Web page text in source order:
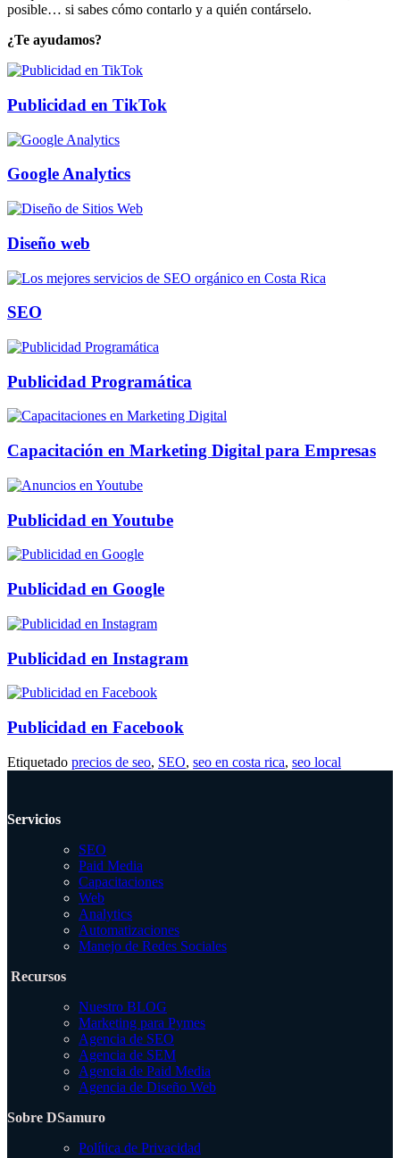
posible… si sabes cómo contarlo y a quién contárselo.
¿Te ayudamos?
Publicidad en TikTok
Google Analytics
Diseño web
SEO
Publicidad Programática
Capacitación en Marketing Digital para Empresas
Publicidad en Youtube
Publicidad en Google
Publicidad en Instagram
Publicidad en Facebook
Etiquetado precios de seo, SEO, seo en costa rica, seo local
Servicios
SEO
Paid Media
Capacitaciones
Web
Analytics
Automatizaciones
Manejo de Redes Sociales
Recursos
Nuestro BLOG
Marketing para Pymes
Agencia de SEO
Agencia de SEM
Agencia de Paid Media
Agencia de Diseño Web
Sobre DSamuro
Política de Privacidad